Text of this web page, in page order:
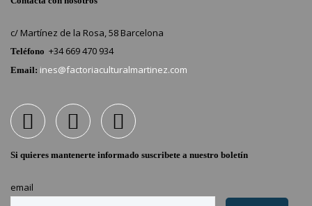
c/ Martínez de la Rosa, 58 Barcelona
Teléfono +34 669 470 934
Email: ines@factoriaculturalmartinez.com
Si quieres mantenerte informado suscribete a nuestro boletín
email